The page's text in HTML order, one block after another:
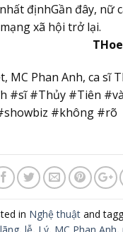
địnhGần đây, nữ
xã hội trở lại.
MC Phan Anh, ca sĩ
#sĩ #Thủy #Tiên
#không #rõ
in Nghệ thuật and
lãng, lễ, Lý, MC Phan Anh,